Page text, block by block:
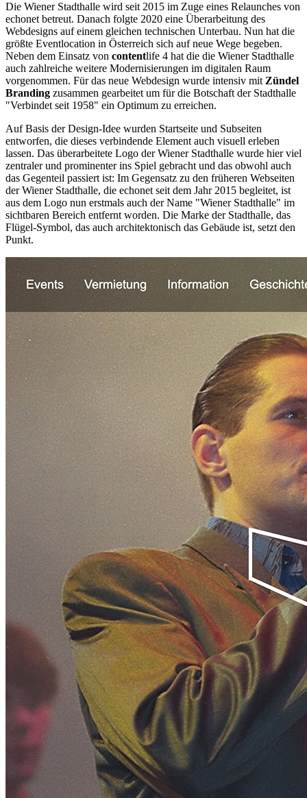
Die Wiener Stadthalle wird seit 2015 im Zuge eines Relaunches von
echonet betreut. Danach folgte 2020 eine Überarbeitung des
Webdesigns auf einem gleichen technischen Unterbau. Nun hat die
größte Eventlocation in Österreich sich auf neue Wege begeben.
Neben dem Einsatz von contentlife 4 hat die die Wiener Stadthalle
auch zahlreiche weitere Modernisierungen im digitalen Raum
vorgenommen. Für das neue Webdesign wurde intensiv mit Zündel
Branding zusammen gearbeitet um für die Botschaft der Stadthalle
"Verbindet seit 1958" ein Optimum zu erreichen.
Auf Basis der Design-Idee wurden Startseite und Subseiten
entworfen, die dieses verbindende Element auch visuell erleben
lassen. Das überarbeitete Logo der Wiener Stadthalle wurde hier viel
zentraler und prominenter ins Spiel gebracht und das obwohl auch
das Gegenteil passiert ist: Im Gegensatz zu den früheren Webseiten
der Wiener Stadthalle, die echonet seit dem Jahr 2015 begleitet, ist
aus dem Logo nun erstmals auch der Name "Wiener Stadthalle" im
sichtbaren Bereich entfernt worden. Die Marke der Stadthalle, das
Flügel-Symbol, das auch architektonisch das Gebäude ist, setzt den
Punkt.